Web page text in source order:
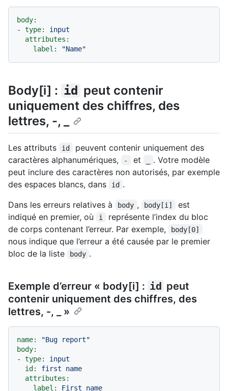
body:
-
type:
input
attributes:
label:
"Name"
Body[i] : id peut contenir
uniquement des chiffres, des
lettres, -, _
Les attributs id
peuvent contenir uniquement des
caractères alphanumériques,
- et
. Votre modèle
peut inclure des caractères non autorisés, par exemple
des espaces blancs, dans
id .
Dans les erreurs relatives à
body , body[i]
est
indiqué en premier, où
i
représente l’index du bloc
de corps contenant l’erreur. Par exemple,
body[0]
nous indique que l’erreur a été causée par le premier
bloc de la liste
body .
Exemple d’erreur « body[i] : id peut
contenir uniquement des chiffres, des
lettres, -, _ »
name:
"Bug report"
body:
-
type:
input
id:
first
name
attributes:
label:
First name